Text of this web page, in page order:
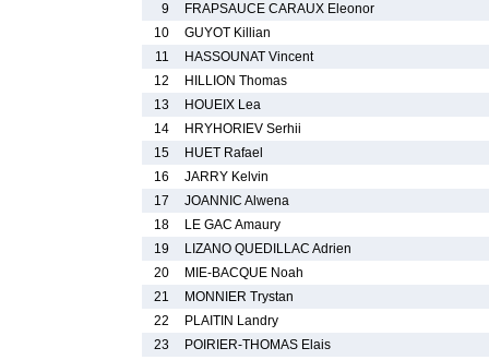
9
FRAPSAUCE CARAUX Eleonor
10
GUYOT Killian
11
HASSOUNAT Vincent
12
HILLION Thomas
13
HOUEIX Lea
14
HRYHORIEV Serhii
15
HUET Rafael
16
JARRY Kelvin
17
JOANNIC Alwena
18
LE GAC Amaury
19
LIZANO QUEDILLAC Adrien
20
MIE-BACQUE Noah
21
MONNIER Trystan
22
PLAITIN Landry
23
POIRIER-THOMAS Elais